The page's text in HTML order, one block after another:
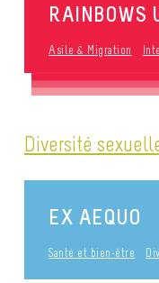
RAINBOWS
Asile & Migration
Diversité
EX AEQUO
Santé et bien-être